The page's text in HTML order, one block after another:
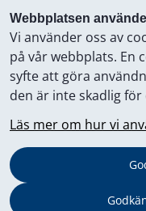
Webbplatsen
Vi använder oss av
på vår webbplats. En
syfte att göra
den är inte skadlig
Läs mer om hur vi